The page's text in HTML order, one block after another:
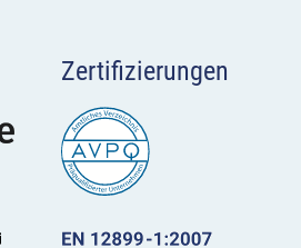
Zertifizierungen